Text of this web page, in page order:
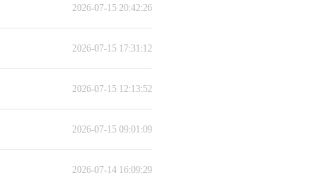
2026-07-15 20:42:26
2026-07-15 17:31:12
2026-07-15 12:13:52
2026-07-15 09:01:09
2026-07-14 16:09:29